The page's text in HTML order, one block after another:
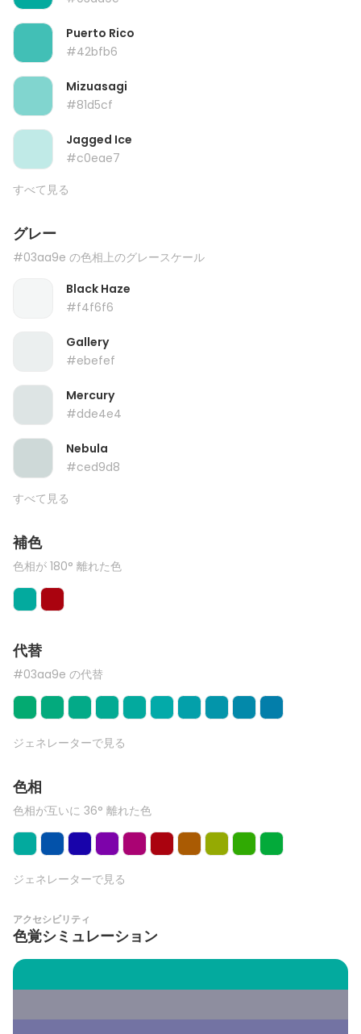
Puerto Rico
#42bfb6
Mizuasagi
#81d5cf
Jagged Ice
#c0eae7
すべて見る
グレー
#03aa9e の色相上のグレースケール
Black Haze
#f4f6f6
Gallery
#ebefef
Mercury
#dde4e4
Nebula
#ced9d8
すべて見る
補色
色相が 180° 離れた色
代替
#03aa9e の代替
ジェネレーターで見る
色相
色相が互いに 36° 離れた色
ジェネレーターで見る
アクセシビリティ
色覚シミュレーション